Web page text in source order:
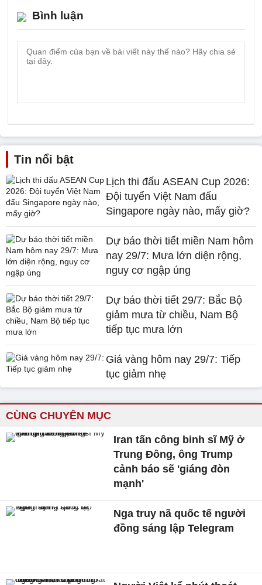
Bình luận
Tin nổi bật
Lịch thi đấu ASEAN Cup 2026:
Đội tuyển Việt Nam đấu
Singapore ngày nào, mấy giờ?
Dự báo thời tiết miền Nam hôm
nay 29/7: Mưa lớn diện rộng,
nguy cơ ngập úng
Dự báo thời tiết 29/7: Bắc Bộ
giảm mưa từ chiều, Nam Bộ
tiếp tục mưa lớn
Giá vàng hôm nay 29/7: Tiếp
tục giảm nhẹ
CÙNG CHUYÊN MỤC
Iran tấn công binh sĩ Mỹ ở
Trung Đông, ông Trump
cảnh báo sẽ 'giáng đòn
mạnh'
Nga truy nã quốc tế người
đồng sáng lập Telegram